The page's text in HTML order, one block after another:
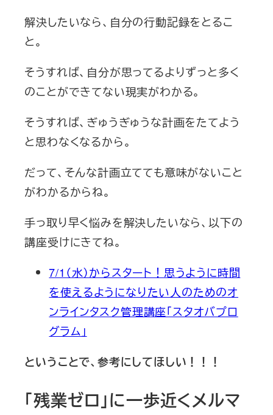
解決したいなら、自分の行動記録をとるこ
と。
そうすれば、自分が思ってるよりずっと多く
のことができてない現実がわかる。
そうすれば、ぎゅうぎゅうな計画をたてよう
と思わなくなるから。
だって、そんな計画立てても意味がないこと
がわかるからね。
手っ取り早く悩みを解決したいなら、以下の
講座受けにきてね。
7/1（水）からスタート！思うように時間
を使えるようになりたい人のためのオ
ンラインタスク管理講座「スタオバプロ
グラム」
ということで、参考にしてほしい！！！
「残業ゼロ」に一歩近くメルマ